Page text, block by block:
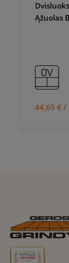
Ąžuolas
44,65 € /